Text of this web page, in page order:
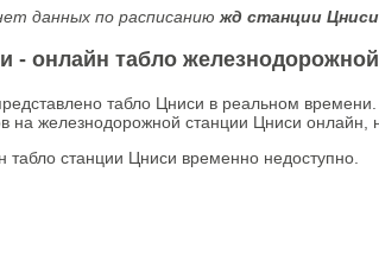
данных по расписанию жд станции Цниси
- онлайн табло
табло Цниси в реальном
на железнодорожной станции Цниси онлайн,
табло станции Цниси временно недоступно.